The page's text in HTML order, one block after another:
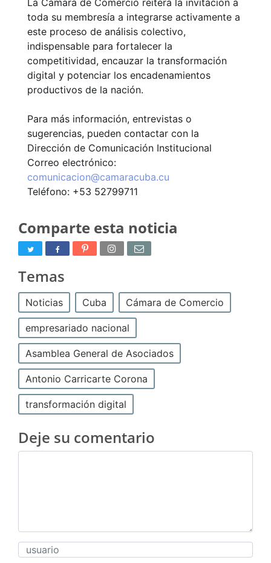
La Cámara de Comercio reitera la invitación a
toda su membresía a integrarse activamente a
este proceso de análisis colectivo,
indispensable para fortalecer la
competitividad, encauzar la transformación
digital y potenciar los encadenamientos
productivos de la nación.
Para más información, entrevistas o
sugerencias, pueden contactar con la
Dirección de Comunicación Institucional
Correo electrónico:
comunicacion@camaracuba.cu
Teléfono: +53 52799711
Comparte esta noticia
Temas
Noticias Cuba Cámara de Comercio
empresariado nacional
Asamblea General de Asociados
Antonio Carricarte Corona
transformación digital
Deje su comentario